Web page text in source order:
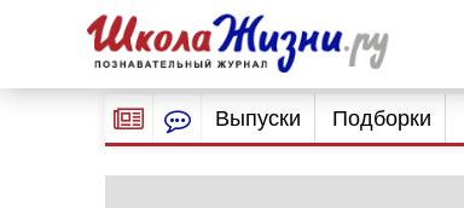
Выпуски Подборки